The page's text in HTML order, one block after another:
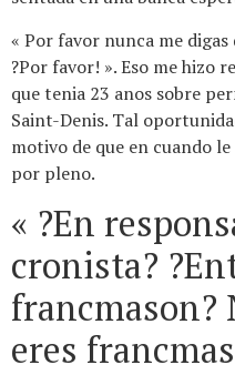
« Por favor nunca me
?Por favor! ». Eso me hizo
que tenia 23 anos sobre
Saint-Denis. Tal
motivo de que en cuando
por pleno.
« ?En
cronista?
francmason?
eres